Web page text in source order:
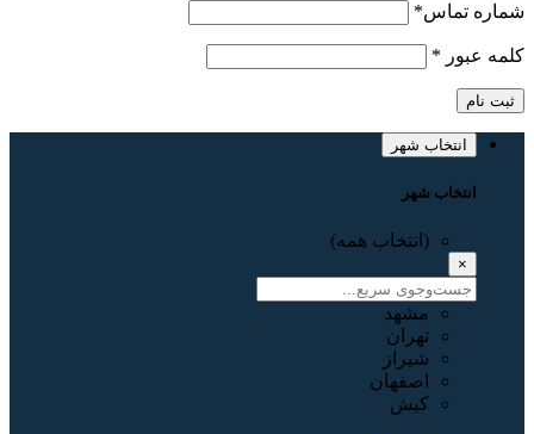
شماره تماس*
کلمه عبور *
ثبت نام
انتخاب شهر
انتخاب شهر
(انتخاب همه)
×
مشهد
تهران
شیراز
اصفهان
کیش